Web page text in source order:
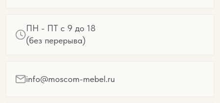
ПН - ПТ с 9 до 18
(без перерыва)
info@moscom-mebel.ru